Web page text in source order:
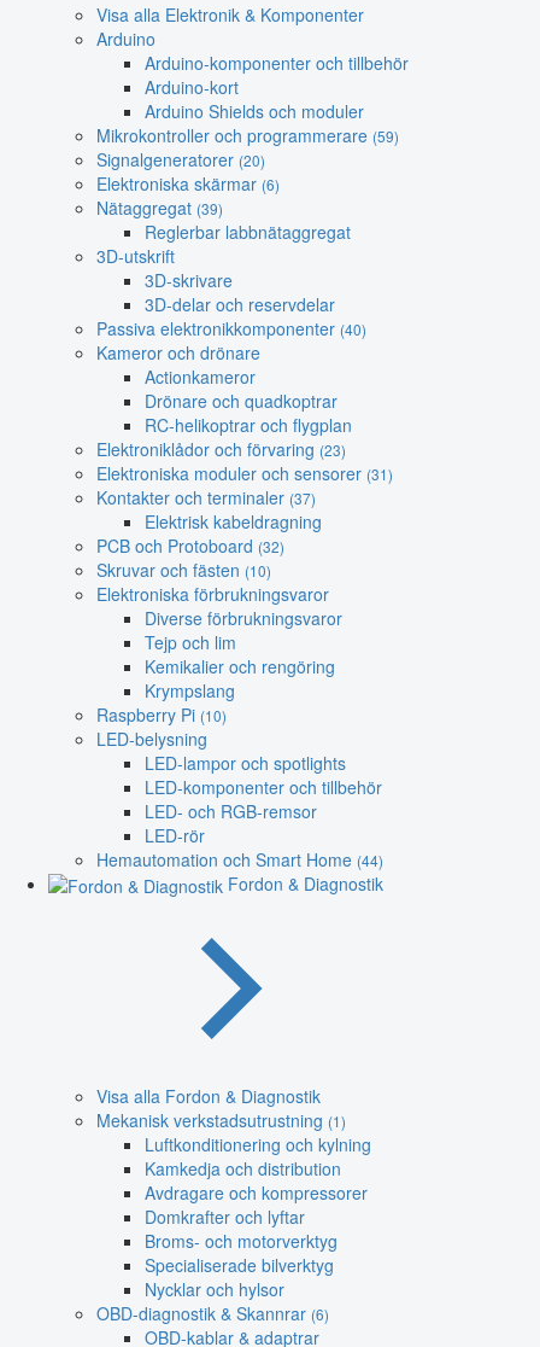
Visa alla Elektronik & Komponenter
Arduino
Arduino-komponenter och tillbehör
Arduino-kort
Arduino Shields och moduler
Mikrokontroller och programmerare (59)
Signalgeneratorer (20)
Elektroniska skärmar (6)
Nätaggregat (39)
Reglerbar labbnätaggregat
3D-utskrift
3D-skrivare
3D-delar och reservdelar
Passiva elektronikkomponenter (40)
Kameror och drönare
Actionkameror
Drönare och quadkoptrar
RC-helikoptrar och flygplan
Elektroniklådor och förvaring (23)
Elektroniska moduler och sensorer (31)
Kontakter och terminaler (37)
Elektrisk kabeldragning
PCB och Protoboard (32)
Skruvar och fästen (10)
Elektroniska förbrukningsvaror
Diverse förbrukningsvaror
Tejp och lim
Kemikalier och rengöring
Krympslang
Raspberry Pi (10)
LED-belysning
LED-lampor och spotlights
LED-komponenter och tillbehör
LED- och RGB-remsor
LED-rör
Hemautomation och Smart Home (44)
Fordon & Diagnostik
Visa alla Fordon & Diagnostik
Mekanisk verkstadsutrustning (1)
Luftkonditionering och kylning
Kamkedja och distribution
Avdragare och kompressorer
Domkrafter och lyftar
Broms- och motorverktyg
Specialiserade bilverktyg
Nycklar och hylsor
OBD-diagnostik & Skannrar (6)
OBD-kablar & adaptrar